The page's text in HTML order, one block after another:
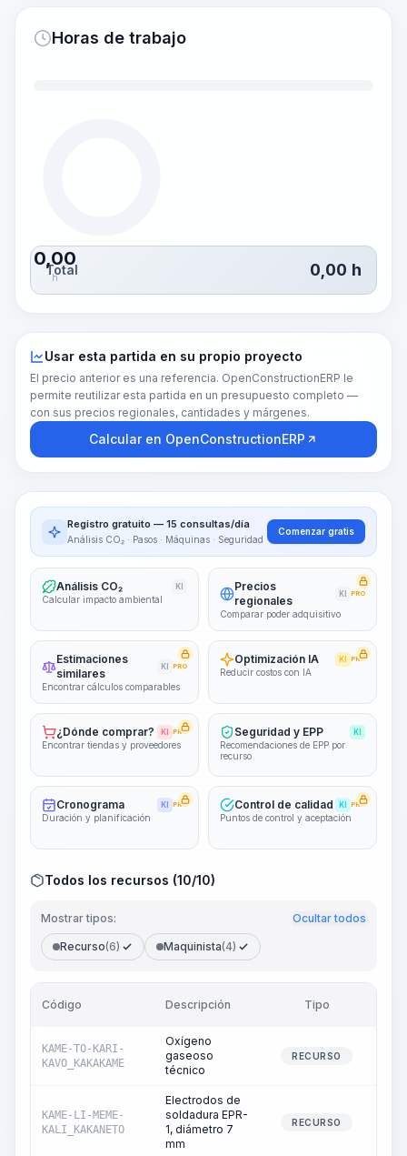
Horas de trabajo
0,00
h
Total 0,00 h
Usar esta partida en su propio proyecto
El precio anterior es una referencia. OpenConstructionERP le
permite reutilizar esta partida en un presupuesto completo —
con sus precios regionales, cantidades y márgenes.
Calcular en OpenConstructionERP
Registro gratuito — 15 consultas/día
Análisis CO₂ · Pasos · Máquinas · Seguridad
Comenzar gratis
Análisis CO₂ KI
Calcular impacto ambiental
Precios
regionales
KI PRO
Comparar poder adquisitivo
Estimaciones
similares
KI PRO
Encontrar cálculos comparables
Optimización IA KI PRO
Reducir costos con IA
¿Dónde comprar? KI PRO
Encontrar tiendas y proveedores
Seguridad y EPP KI
Recomendaciones de EPP por
recurso
Cronograma KI PRO
Duración y planificación
Control de calidad KI PRO
Puntos de control y aceptación
Todos los recursos (10/10)
Mostrar tipos: Ocultar todos
Recurso(6) Maquinista(4)
Código Descripción Tipo
KAME-TO-KARI-
KAVO_KAKAKAME
Oxígeno
gaseoso
técnico
RECURSO
KAME-LI-MEME-
KALI_KAKANETO
Electrodos de
soldadura EPR-
1, diámetro 7
mm
RECURSO